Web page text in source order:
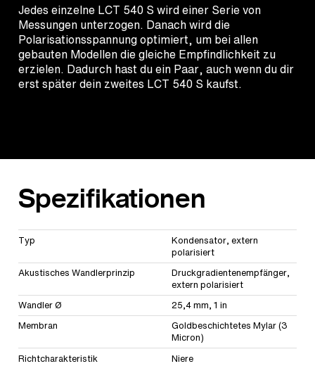
Jedes einzelne LCT 540 S wird einer Serie von
Messungen unterzogen. Danach wird die
Polarisationsspannung optimiert, um bei allen
gebauten Modellen die gleiche Empfindlichkeit zu
erzielen. Dadurch hast du ein Paar, auch wenn du dir
erst später dein zweites LCT 540 S kaufst.
Spezifikationen
Typ
Kondensator, extern
polarisiert
Akustisches Wandlerprinzip
Druckgradientenempfänger,
extern polarisiert
Wandler Ø
25,4 mm, 1 in
Membran
Goldbeschichtetes Mylar (3
Micron)
Richtcharakteristik
Niere